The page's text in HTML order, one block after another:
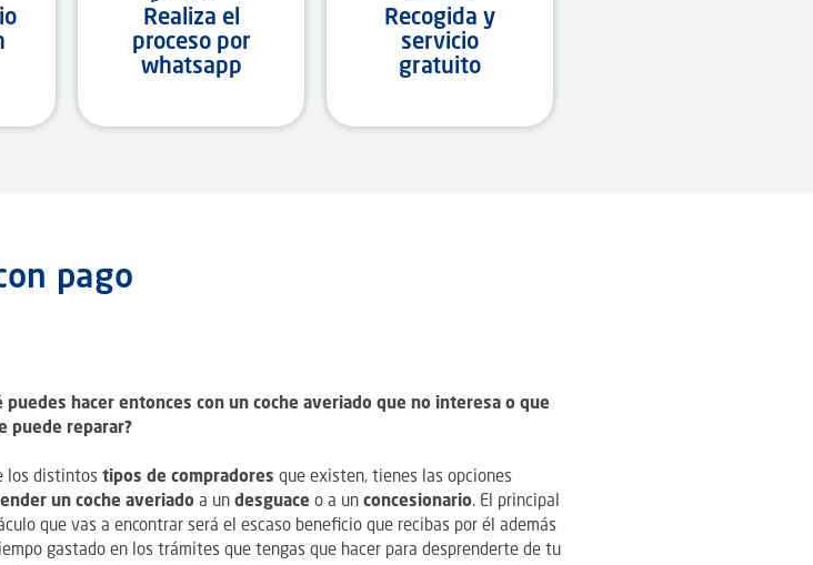
Realiza el
proceso por
whatsapp
Recogida y
servicio
gratuito
pago
puedes hacer entonces con un coche averiado que no interesa o que
puede reparar?
los distintos tipos de compradores que existen, tienes las opciones
un coche averiado a un desguace o a un concesionario. El principal
que vas a encontrar será el escaso beneficio que recibas por él además
gastado en los trámites que tengas que hacer para desprenderte de tu